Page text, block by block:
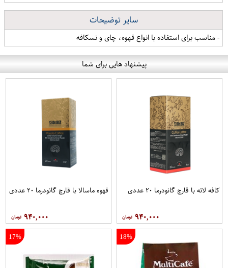
سایر توضیحات
- مناسب برای استفاده با انواع قهوه، چای و نسکافه
پیشنهاد هایی برای شما
کافه لاته با قارچ گانودرما ۲۰ عددی
۹۴۰,۰۰۰
قهوه ماسالا با قارچ گانودرما ۲۰ عددی
۹۴۰,۰۰۰
18%
17%